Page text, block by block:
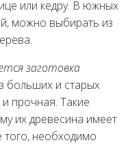
или кедру. В южных
можно выбирать из
заготовка
больших и старых
прочная. Такие
их древесина имеет
необходимо